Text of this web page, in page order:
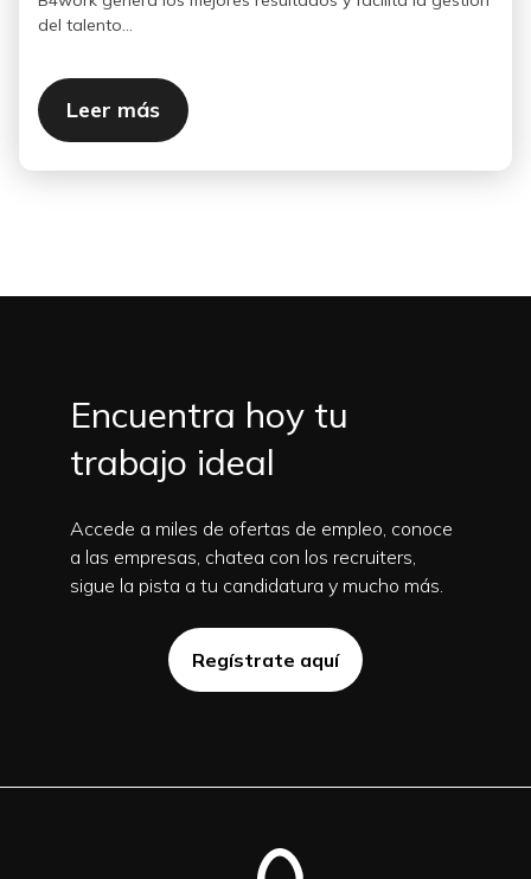
del talento...
Leer más
Encuentra hoy tu
trabajo ideal
Accede a miles de ofertas de empleo, conoce
a las empresas, chatea con los recruiters,
sigue la pista a tu candidatura y mucho más.
Regístrate aquí